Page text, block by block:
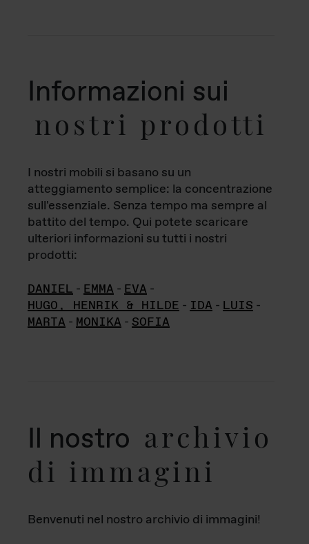
Informazioni sui
nostri prodotti
I nostri mobili si basano su un
atteggiamento semplice: la concentrazione
sull'essenziale. Senza tempo ma sempre al
battito del tempo. Qui potete scaricare
ulteriori informazioni su tutti i nostri
prodotti:
DANIEL - EMMA - EVA -
HUGO, HENRIK & HILDE - IDA - LUIS -
MARTA - MONIKA - SOFIA
Il nostro archivio
di immagini
Benvenuti nel nostro archivio di immagini!